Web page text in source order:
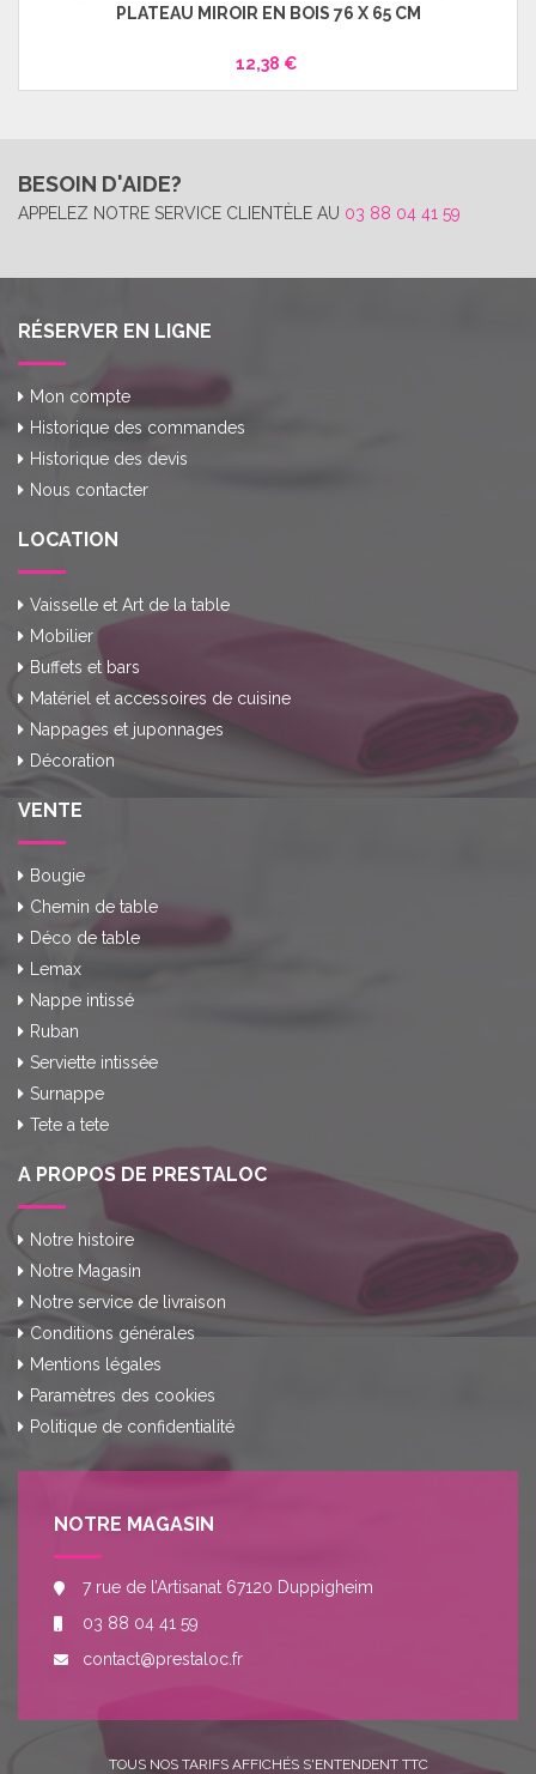
PLATEAU MIROIR EN BOIS 76 X 65 CM
12,38 €
BESOIN D'AIDE?
APPELEZ NOTRE SERVICE CLIENTÈLE AU 03 88 04 41 59
RÉSERVER EN LIGNE
Mon compte
Historique des commandes
Historique des devis
Nous contacter
LOCATION
Vaisselle et Art de la table
Mobilier
Buffets et bars
Matériel et accessoires de cuisine
Nappages et juponnages
Décoration
VENTE
Bougie
Chemin de table
Déco de table
Lemax
Nappe intissé
Ruban
Serviette intissée
Surnappe
Tete a tete
A PROPOS DE PRESTALOC
Notre histoire
Notre Magasin
Notre service de livraison
Conditions générales
Mentions légales
Paramètres des cookies
Politique de confidentialité
NOTRE MAGASIN
7 rue de l’Artisanat 67120 Duppigheim
03 88 04 41 59
contact@prestaloc.fr
TOUS NOS TARIFS AFFICHÉS S'ENTENDENT TTC